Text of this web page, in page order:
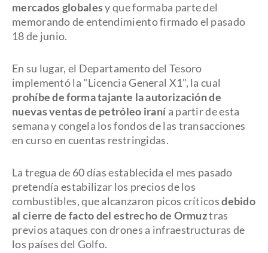
mercados globalesy que formaba parte del
memorando de entendimiento firmado el pasado
18 de junio.
En su lugar, el Departamento del Tesoro
implementó la "Licencia General X1", la cual
prohíbe de forma tajante la autorización de
nuevas ventas de petróleo iranía partir de esta
semana y congela los fondos de las transacciones
en curso en cuentas restringidas.
La tregua de 60 días establecida el mes pasado
pretendía estabilizar los precios de los
combustibles, que alcanzaron picos críticosdebido
al cierre de facto del estrecho de Ormuztras
previos ataques con drones a infraestructuras de
los países del Golfo.